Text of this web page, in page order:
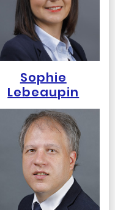
Sophie
Lebeaupin